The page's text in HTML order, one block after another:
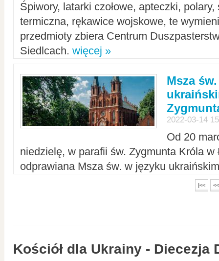
Śpiwory, latarki czołowe, apteczki,
termiczna, rękawice wojskowe, te
przedmioty zbiera Centrum
Siedlcach. więcej »
Msza
2022-03-14
Od 20
niedzielę, w parafii św. Zygmunta Króla w
odprawiana Msza św. w języku
|<< <<
Kościół dla Ukrainy - Diecezja